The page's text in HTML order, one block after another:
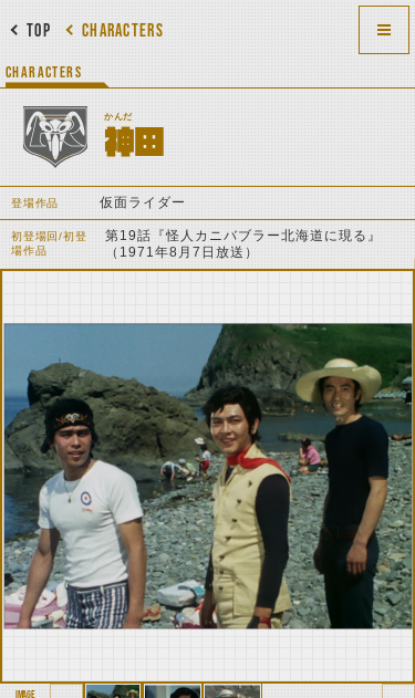
CHARACTERS
TOP
CHARACTERS
かんだ
神田
登場作品 仮面ライダー
初登場回/初登
場作品
第19話『怪人カニバブラー北海道に現る』
（1971年8月7日放送）